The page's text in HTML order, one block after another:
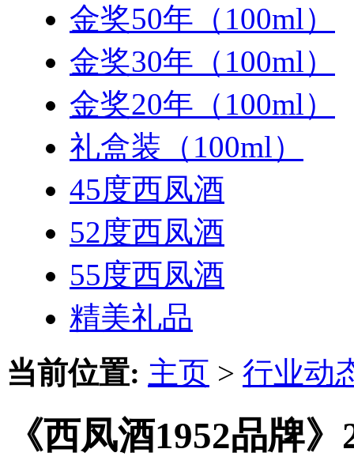
金奖50年（100ml）
金奖30年（100ml）
金奖20年（100ml）
礼盒装（100ml）
45度西凤酒
52度西凤酒
55度西凤酒
精美礼品
当前位置: 主页 > 行业动
《西凤酒1952品牌